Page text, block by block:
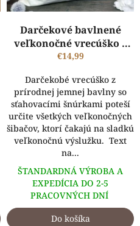
Darčekové bavlnené
veľkonočné vrecúško s
obrázkom a vlastným
€14,99
Darčekobé vrecúško z
prírodnej jemnej bavlny so
sťahovacími šnúrkami poteší
určite všetkých veľkonočných
šibačov, ktorí čakajú na sladkú
veľkonočnú výslužku. Text
na...
ŠTANDARDNÁ VÝROBA A
EXPEDÍCIA DO 2-5
PRACOVNÝCH DNÍ
Do košíka